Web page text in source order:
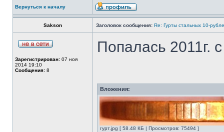
Вернуться к началу
Sakson Заголовок сообщения: Re: Гурты стальных 10-
Зарегистрирован: 07 ноя
2014 19:10
Сообщения: 8
Попалась 2011г.
Вложения:
гурт.jpg [ 58.48 КБ | Просмотров: 75494 ]